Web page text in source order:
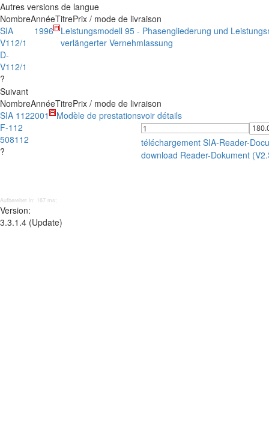
Autres versions de langue
NombreAnnéeTitrePrix / mode de livraison
SIA
V112/1
D-
V112/1
?
1996
Leistungsmodell 95 - Phasengliederung und
verlängerter Vernehmlassung
Suivant
NombreAnnéeTitrePrix / mode de livraison
SIA 112
F-112
508112
?
2001 Modèle de prestationsvoir détails
téléchargement SIA-Reader-
download Reader-Dokument
Aufbereitet in: 167 ms;
Version:
3.3.1.4 (Update)